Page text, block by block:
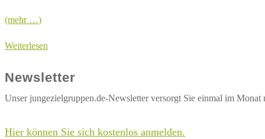
(mehr …)
Weiterlesen
Streams
werden
beliebter
Newsletter
Unser jungezielgruppen.de-Newsletter versorgt Sie einmal im
Hier können Sie sich kostenlos anmelden.